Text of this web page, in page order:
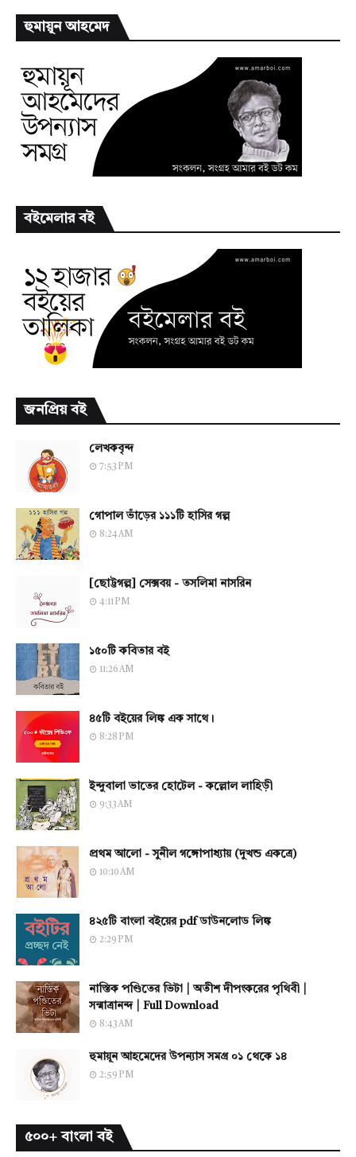
হুমায়ূন আহমেদ
বইমেলার বই
জনপ্রিয় বই
লেখকবৃন্দ
7:53 PM
গোপাল ভাঁড়ের ১১১টি হাসির গল্প
8:24 AM
[ছোট্টগল্প] সেক্সবয় - তসলিমা নাসরিন
4:11 PM
১৫০টি কবিতার বই
11:26 AM
৪৫টি বইয়ের লিঙ্ক এক সাথে।
8:28 PM
ইন্দুবালা ভাতের হোটেল - কল্লোল লাহিড়ী
9:33 AM
প্রথম আলো - সুনীল গঙ্গোপাধ্যায় (দুখন্ড একত্রে)
10:10 AM
৪২৫টি বাংলা বইয়ের pdf ডাউনলোড লিঙ্ক
2:29 PM
নাস্তিক পণ্ডিতের ভিটা | অতীশ দীপংকরের পৃথিবী |
সন্মাত্রানন্দ | Full Download
8:43 AM
হুমায়ূন আহমেদের উপন্যাস সমগ্র ০১ থেকে ১৪
2:59 PM
৫০০+ বাংলা বই